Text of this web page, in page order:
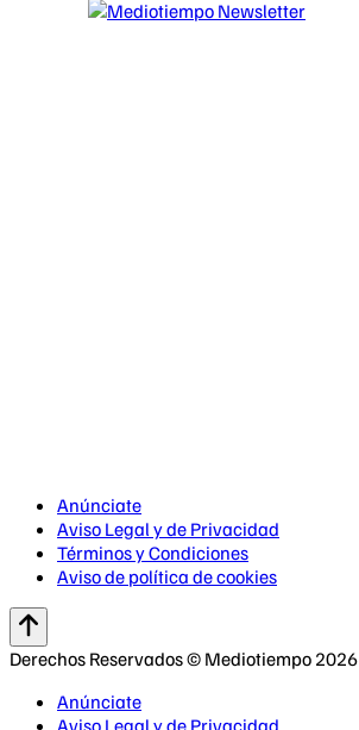
Anúnciate
Aviso Legal y de Privacidad
Términos y Condiciones
Aviso de política de cookies
Derechos Reservados © Mediotiempo 2026
Anúnciate
Aviso Legal y de Privacidad